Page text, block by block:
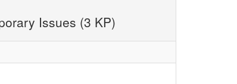
Issues (3 KP)